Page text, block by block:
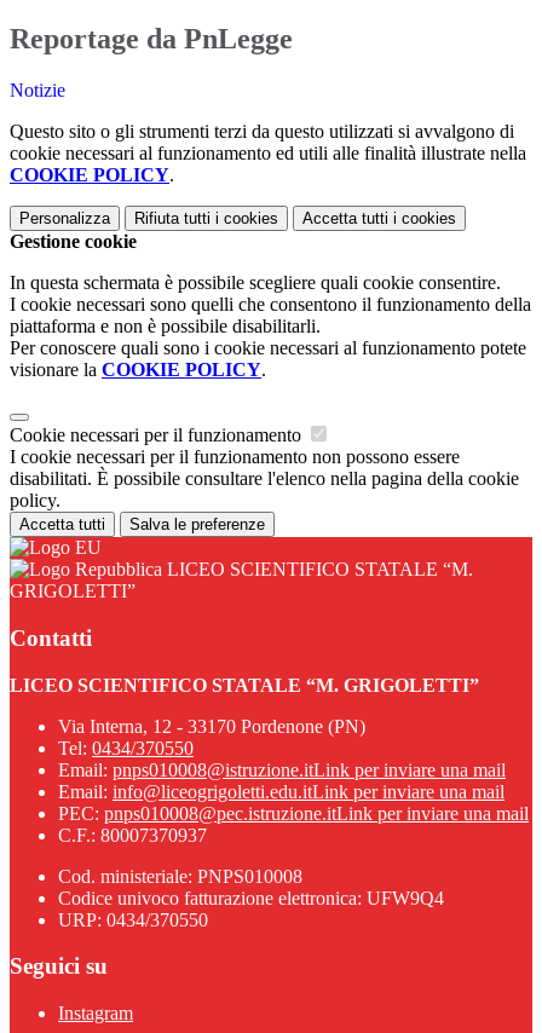
Reportage da PnLegge
Notizie
Questo sito o gli strumenti terzi da questo utilizzati si avvalgono di
cookie necessari al funzionamento ed utili alle finalità illustrate nella
COOKIE POLICY.
Personalizza Rifiuta tutti i cookies Accetta tutti i cookies
Gestione cookie
In questa schermata è possibile scegliere quali cookie consentire.
I cookie necessari sono quelli che consentono il funzionamento della
piattaforma e non è possibile disabilitarli.
Per conoscere quali sono i cookie necessari al funzionamento potete
visionare la COOKIE POLICY.
Cookie necessari per il funzionamento
I cookie necessari per il funzionamento non possono essere
disabilitati. È possibile consultare l'elenco nella pagina della cookie
policy.
Accetta tutti Salva le preferenze
LICEO SCIENTIFICO STATALE “M.
GRIGOLETTI”
Contatti
LICEO SCIENTIFICO STATALE “M. GRIGOLETTI”
Via Interna, 12 - 33170 Pordenone (PN)
Tel: 0434/370550
Email: pnps010008@istruzione.itLink per inviare una mail
Email: info@liceogrigoletti.edu.itLink per inviare una mail
PEC: pnps010008@pec.istruzione.itLink per inviare una mail
C.F.: 80007370937
Cod. ministeriale: PNPS010008
Codice univoco fatturazione elettronica: UFW9Q4
URP: 0434/370550
Seguici su
Instagram